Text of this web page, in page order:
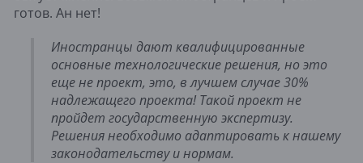
готов. Ан нет!
Иностранцы дают квалифицированные
основные технологические решения, но это
еще не проект, это, в лучшем случае 30%
надлежащего проекта! Такой проект не
пройдет государственную экспертизу.
Решения необходимо адаптировать к нашему
законодательству и нормам.